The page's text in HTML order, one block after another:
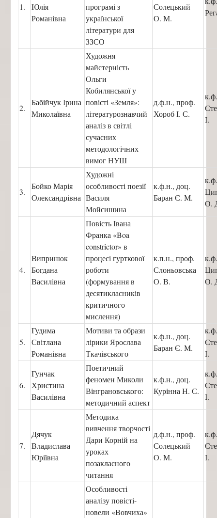
1.
Юлія
Романівна
програмі з
української
літератури для
ЗЗСО
Солецький
О. М.
2.
Бабійчук Ірина
Миколаївна
Художня
майстерність
Ольги
Кобилянської у
повісті «Земля»:
літературознавчий
аналіз в світлі
сучасних
методологічних
вимог НУШ
д.ф.н., проф.
Хороб І. С.
І.
3.
Бойко Марія
Олександрівна
Художні
особливості поезії
Василя
Мойсишина
к.ф.н., доц.
Баран Є. М.
О.
4.
Випринюк
Богдана
Василівна
Повість Івана
Франка «Boa
constrictor» в
процесі гурткової
роботи
(формування в
десятикласників
критичного
мислення)
к.п.н., проф.
Слоньовська
О. В.
О.
5.
Гудима
Світлана
Романівна
Мотиви та образи
лірики Ярослава
Ткачівського
к.ф.н., доц.
Баран Є. М.
І.
6.
Гунчак
Христина
Василівна
Поетичний
феномен Миколи
Вінграновського:
методичний аспект
к.ф.н., доц.
Курінна Н. С.
І.
7.
Дячук
Владислава
Юріївна
Методика
вивчення творчості
Дари Корній на
уроках
позакласного
читання
д.ф.н., проф.
Солецький
О. М.
І.
Особливості
аналізу повісті-
новели «Вовчиха»